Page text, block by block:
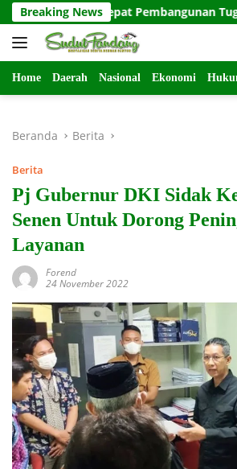
Langsung
ke
konten
Breaking News
Percepat Pembangunan Tugu Prasasti
Home Daerah Nasional Ekonomi
Beranda Berita
Berita
Pj Gubernur DKI Sidak
Senen Untuk Dorong
Layanan
Forend
24 November 2022